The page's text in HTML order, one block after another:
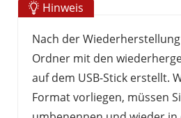
Hinweis
Nach der
Ordner mit den
auf dem USB-Stick erstellt.
Format vorliegen, müssen